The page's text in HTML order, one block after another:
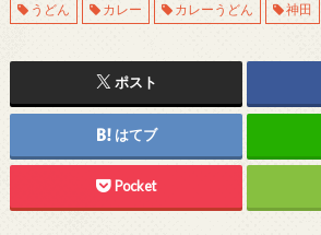
うどん
カレー カレーうどん 神田
ポスト
はてブ
Pocket